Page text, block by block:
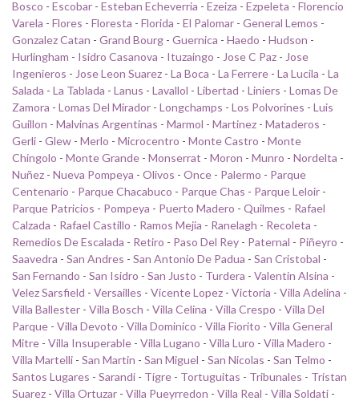
Bosco - Escobar - Esteban Echeverria - Ezeiza - Ezpeleta - Florencio
Varela - Flores - Floresta - Florida - El Palomar - General Lemos -
Gonzalez Catan - Grand Bourg - Guernica - Haedo - Hudson -
Hurlingham - Isidro Casanova - Ituzaingo - Jose C Paz - Jose
Ingenieros - Jose Leon Suarez - La Boca - La Ferrere - La Lucila - La
Salada - La Tablada - Lanus - Lavallol - Libertad - Liniers - Lomas De
Zamora - Lomas Del Mirador - Longchamps - Los Polvorines - Luis
Guillon - Malvinas Argentinas - Marmol - Martinez - Mataderos -
Gerli - Glew - Merlo - Microcentro - Monte Castro - Monte
Chingolo - Monte Grande - Monserrat - Moron - Munro - Nordelta -
Nuñez - Nueva Pompeya - Olivos - Once - Palermo - Parque
Centenario - Parque Chacabuco - Parque Chas - Parque Leloir -
Parque Patricios - Pompeya - Puerto Madero - Quilmes - Rafael
Calzada - Rafael Castillo - Ramos Mejia - Ranelagh - Recoleta -
Remedios De Escalada - Retiro - Paso Del Rey - Paternal - Piñeyro -
Saavedra - San Andres - San Antonio De Padua - San Cristobal -
San Fernando - San Isidro - San Justo - Turdera - Valentin Alsina -
Velez Sarsfield - Versailles - Vicente Lopez - Victoria - Villa Adelina -
Villa Ballester - Villa Bosch - Villa Celina - Villa Crespo - Villa Del
Parque - Villa Devoto - Villa Dominico - Villa Fiorito - Villa General
Mitre - Villa Insuperable - Villa Lugano - Villa Luro - Villa Madero -
Villa Martelli - San Martin - San Miguel - San Nicolas - San Telmo -
Santos Lugares - Sarandi - Tigre - Tortuguitas - Tribunales - Tristan
Suarez - Villa Ortuzar - Villa Pueyrredon - Villa Real - Villa Soldati -